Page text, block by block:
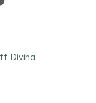
Divina